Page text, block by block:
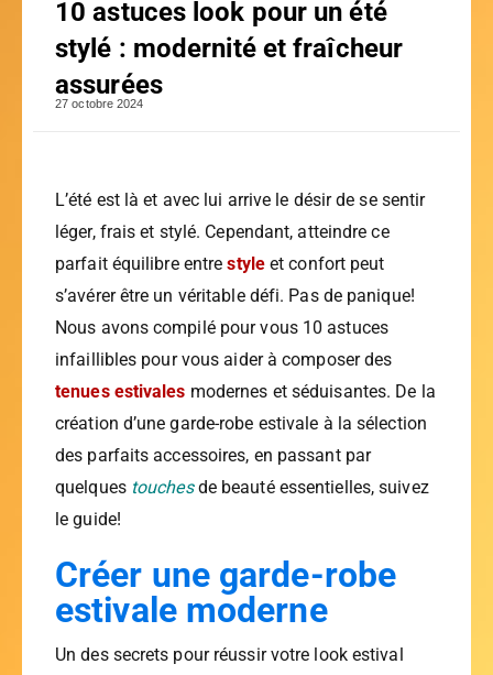
10 astuces look pour un été
stylé : modernité et fraîcheur
assurées
27 octobre 2024
L’été est là et avec lui arrive le désir de se sentir
léger, frais et stylé. Cependant, atteindre ce
parfait équilibre entrestyleet confort peut
s’avérer être un véritable défi. Pas de panique!
Nous avons compilé pour vous 10 astuces
infaillibles pour vous aider à composer des
tenues estivales modernes et séduisantes. De la
création d’une garde-robe estivale à la sélection
des parfaits accessoires, en passant par
quelques touchesde beauté essentielles, suivez
le guide!
Créer une garde-robe
estivale moderne
Un des secrets pour réussir votre look estival